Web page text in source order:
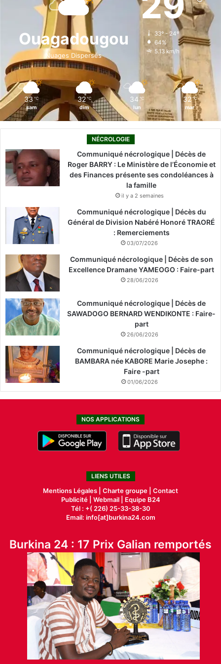
b
o
k
i
n
a
g
r
o
k
Ouagadougou
Nuages Dispersés
33º - 24º
64%
5.13 km/h
33 ℃
sam
32 ℃
dim
34 ℃
lun
32 ℃
mar
NÉCROLOGIE
Communiqué nécrologique | Décès de
Roger BARRY : Le Ministère de l’Économie et
des Finances présente ses condoléances à
la famille
il y a 2 semaines
Communiqué nécrologique | Décès du
Général de Division Nabéré Honoré TRAORÉ
: Remerciements
03/07/2026
Communiqué nécrologique | Décès de son
Excellence Dramane YAMEOGO : Faire-part
28/06/2026
Communiqué nécrologique | Décès de
SAWADOGO BERNARD WENDIKONTE : Faire-
part
26/06/2026
Communiqué nécrologique | Décès de
BAMBARA née KABORE Marie Josephe :
Faire -part
01/06/2026
NOS APPLICATIONS
LIENS UTILES
Mentions Légales | Charte groupe | Contact
Publicité| Webmail |
Equipe B24
Tél : +( 226) 25-33-38-30
Email: info[at]burkina24.com
Burkina 24 : 17 Prix Galian remportés